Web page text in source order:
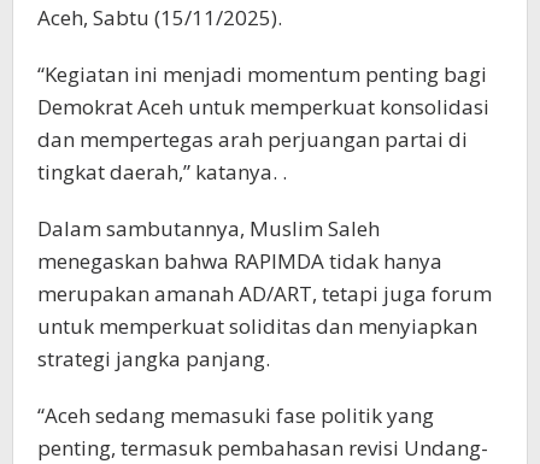
Aceh, Sabtu (15/11/2025).
“Kegiatan ini menjadi momentum penting bagi
Demokrat Aceh untuk memperkuat konsolidasi
dan mempertegas arah perjuangan partai di
tingkat daerah,” katanya. .
Dalam sambutannya, Muslim Saleh
menegaskan bahwa RAPIMDA tidak hanya
merupakan amanah AD/ART, tetapi juga forum
untuk memperkuat soliditas dan menyiapkan
strategi jangka panjang.
“Aceh sedang memasuki fase politik yang
penting, termasuk pembahasan revisi Undang-